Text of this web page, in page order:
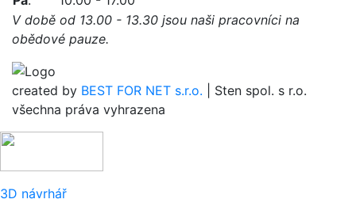
V době od 13.00 - 13.30 jsou naši pracovníci na
obědové pauze.
created by BEST FOR NET s.r.o. | Sten spol. s r.o.
všechna práva vyhrazena
3D návrhář